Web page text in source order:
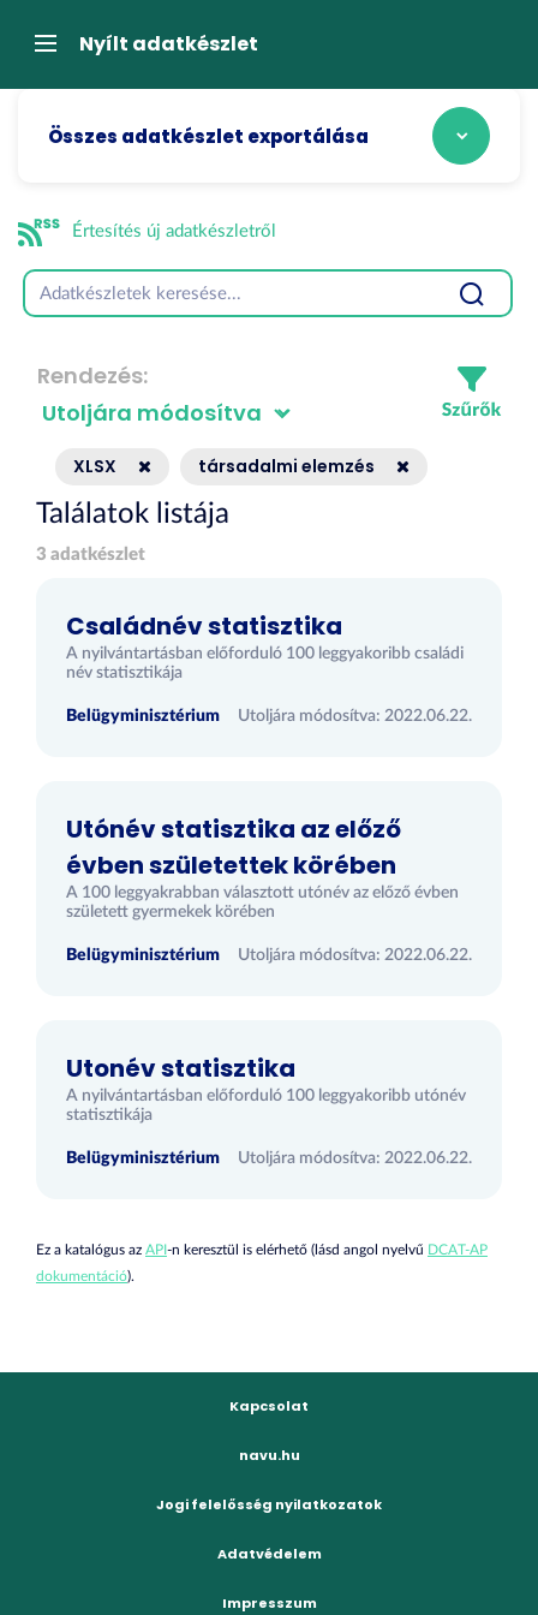
átugrásaNavigációNyílt adatkészlet
Összes adatkészlet exportálása
Értesítés új adatkészletről
Rendezés
XLSX társadalmi elemzés
Találatok listája
3 adatkészlet
Családnév statisztika
A nyilvántartásban előforduló 100 leggyakoribb családi
név statisztikája
Belügyminisztérium Utoljára módosítva: 2022.06.22.
Utónév statisztika az előző
évben születettek körében
A 100 leggyakrabban választott utónév az előző évben
született gyermekek körében
Belügyminisztérium Utoljára módosítva: 2022.06.22.
Utonév statisztika
A nyilvántartásban előforduló 100 leggyakoribb utónév
statisztikája
Belügyminisztérium Utoljára módosítva: 2022.06.22.
Ez a katalógus az API-n keresztül is elérhető (lásd angol nyelvű DCAT-AP
dokumentáció).
Kapcsolat
navu.hu
Jogi felelősség nyilatkozatok
Adatvédelem
Impresszum